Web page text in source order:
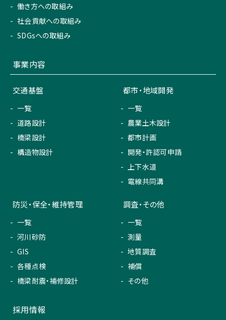
働き方への取組み
社会貢献への取組み
SDGsへの取組み
事業内容
交通基盤
一覧
道路設計
橋梁設計
構造物設計
都市・地域開発
一覧
農業土木設計
都市計画
開発・許認可申請
上下水道
電線共同溝
防災・保全・維持管理
一覧
河川砂防
GIS
各種点検
橋梁耐震・補修設計
調査・その他
一覧
測量
地質調査
補償
その他
採用情報